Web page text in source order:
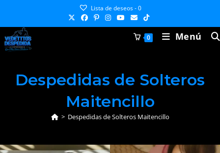
contenido
Lista de deseos -0
0 Menú
Despedidas de Solteros
Maitencillo
> Despedidas de Solteros Maitencillo